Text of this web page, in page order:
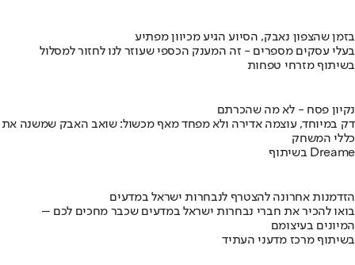
בזמן שהצפון נאבק, הסיוע הגיע מכיוון מפתיע
בעלי עסקים מספרים - זה המענק הכספי שעוזר לנו לחזור למסלול
בשיתוף מזרחי טפחות
נקיון פסח - לא מה שהכרתם
דק במיוחד, עוצמה אדירה ולא מפחד מאף מכשול: שואב האבק שמשנה את
כללי המשחק
בשיתוף Dreame
הזדמנות אחרונה להצטרף לנבחרות ישראל במדעים
בואו להכיר את חברי נבחרות ישראל במדעים שכבר מחכים לכם –
המיונים בעיצומם
בשיתוף מרכז מדעני העתיד